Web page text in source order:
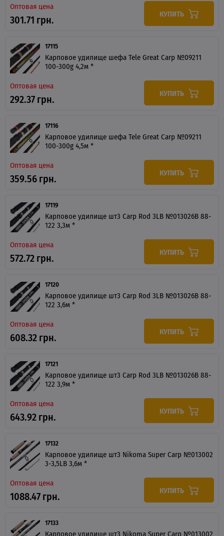
Оптовая цена
301.71 грн. КУПИТЬ
17115
Карповое удилище шефа Tele Great Carp №09211
100-300g 4,2м *
Оптовая цена
292.37 грн. КУПИТЬ
17116
Карповое удилище шефа Tele Great Carp №09211
100-300g 4,5м *
Оптовая цена
359.56 грн. КУПИТЬ
17119
Карповое удилище шт3 Carp Rod 3LB №013026B 88-
122 3,3м *
Оптовая цена
572.72 грн. КУПИТЬ
17120
Карповое удилище шт3 Carp Rod 3LB №013026B 88-
122 3,6м *
Оптовая цена
608.32 грн. КУПИТЬ
17121
Карповое удилище шт3 Carp Rod 3LB №013026B 88-
122 3,9м *
Оптовая цена
643.92 грн. КУПИТЬ
17132
Карповое удилище шт3 Nikoma Super Carp №013002
3-3,5LB 3,6м *
Оптовая цена
1088.47 грн. КУПИТЬ
17133
Карповое удилище шт3 Nikoma Super Carp №013002